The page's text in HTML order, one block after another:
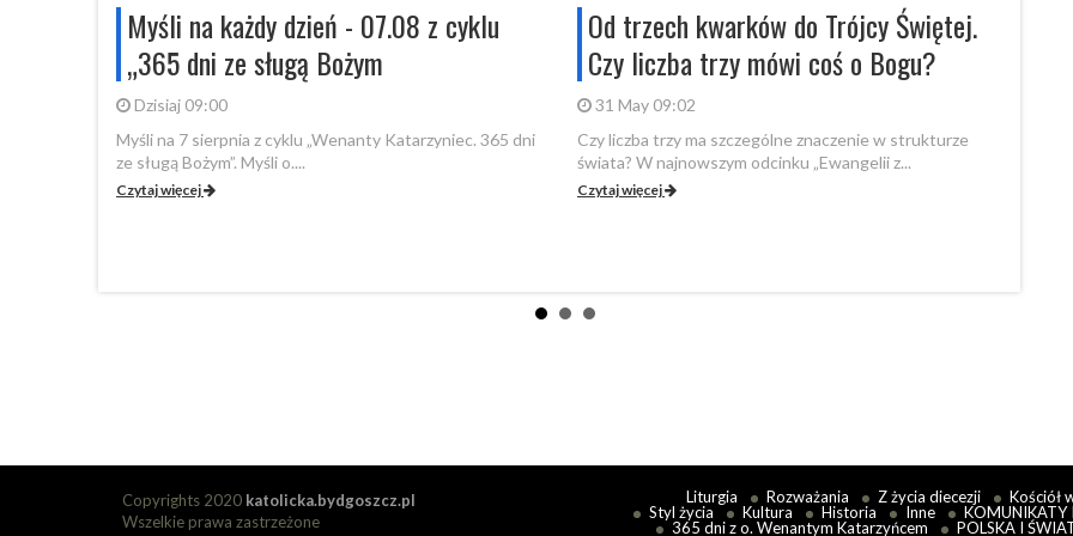
Myśli na każdy dzień - 07.08 z cyklu
„365 dni ze sługą Bożym
Dzisiaj 09:00
Myśli na 7 sierpnia z cyklu „Wenanty Katarzyniec. 365 dni
ze sługą Bożym”. Myśli o....
Czytaj więcej
Od trzech kwarków do Trójcy Świętej.
Czy liczba trzy mówi coś o Bogu?
31 May 09:02
Czy liczba trzy ma szczególne znaczenie w strukturze
świata? W najnowszym odcinku „Ewangelii z...
Czytaj więcej
Copyrights 2020 katolicka.bydgoszcz.pl
Wszelkie prawa zastrzeżone
Liturgia Rozważania Z życia diecezji Kościół
Styl życia
Kultura Historia Inne KOMUNIKATY
365 dni z o. Wenantym Katarzyńcem
POLSKA I